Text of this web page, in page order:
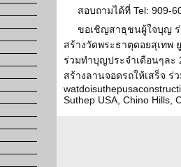
สอบถามได้ที่ Tel: 909-
ขอเชิญสาธุชนผู้ใจบุญ
สร้างวัดพระธาตุดอยสุเทพ
ร่วมทำบุญประจำเดือนๆละ
สร้างลานจอดรถให้เสร็จ
Suthep USA, Chino Hills,